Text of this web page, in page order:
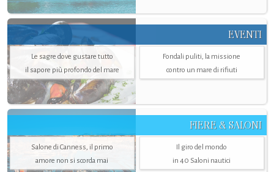
EVENTI
Le sagre dove gustare tutto
il sapore più profondo del mare
Fondali puliti, la missione
contro un mare di rifiuti
FIERE & SALONI
Salone di Canness, il primo
amore non si scorda mai
Il giro del mondo
in 40 Saloni nautici